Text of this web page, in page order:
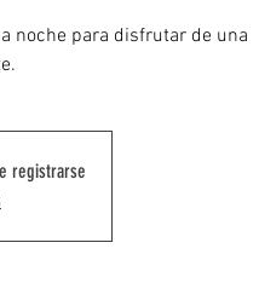
noche para disfrutar de una
registrarse